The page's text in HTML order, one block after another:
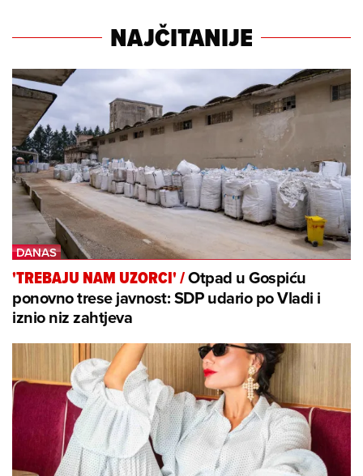
NAJČITANIJE
'TREBAJU NAM UZORCI'/Otpad u Gospiću
ponovno trese javnost: SDP udario po Vladi i
iznio niz zahtjeva